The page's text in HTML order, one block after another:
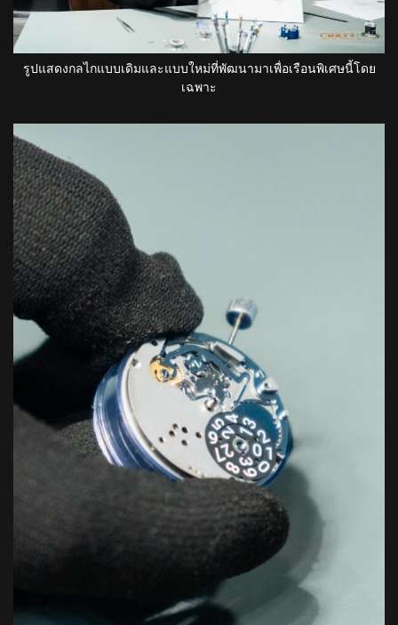
รูปแสดงกลไกแบบเดิมและแบบใหม่ที่พัฒนามาเพื่อเรือนพิเศษนี้โดย
เฉพาะ